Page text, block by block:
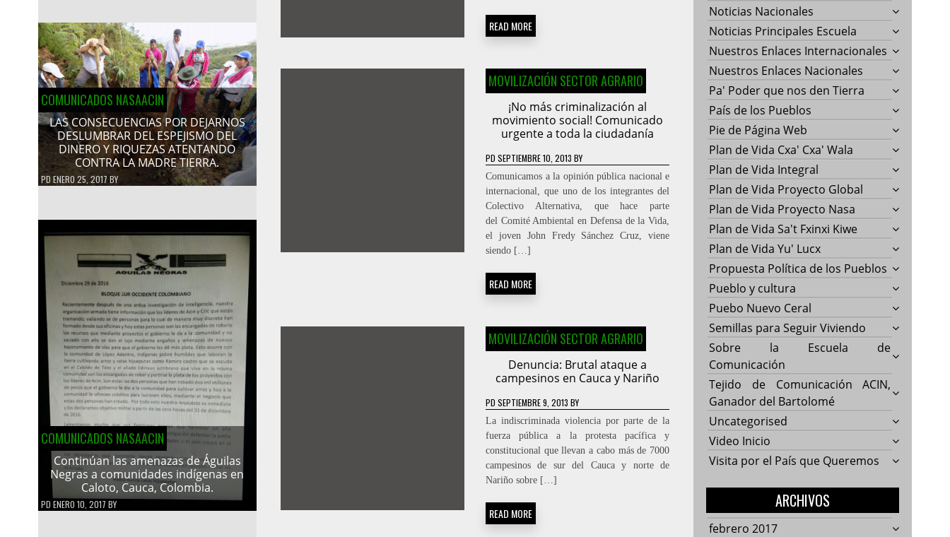
COMUNICADOS NASAACIN
LAS CONSECUENCIAS POR DEJARNOS
DESLUMBRAR DEL ESPEJISMO DEL
DINERO Y RIQUEZAS ATENTANDO
CONTRA LA MADRE TIERRA.
PDENERO 25, 2017 BY
COMUNICADOS NASAACIN
Continúan las amenazas de Águilas
Negras a comunidades indígenas en
Caloto, Cauca, Colombia.
PD ENERO 10, 2017 BY
READ MORE
MOVILIZACIÓN SECTOR AGRARIO
¡No más criminalización al
movimiento social! Comunicado
urgente a toda la ciudadanía
PD SEPTIEMBRE 10, 2013 BY
Comunicamos a la opinión pública nacional e
internacional, que uno de los integrantes del
Colectivo Alternativa, que hace parte
del Comité Ambiental en Defensa de la Vida,
el joven John Fredy Sánchez Cruz, viene
siendo […]
READ MORE
MOVILIZACIÓN SECTOR AGRARIO
Denuncia: Brutal ataque a
campesinos en Cauca y Nariño
PD SEPTIEMBRE 9, 2013 BY
La indiscriminada violencia por parte de la
fuerza pública a la protesta pacífica y
constitucional que llevan a cabo más de 7000
campesinos de sur del Cauca y norte de
Nariño sobre […]
READ MORE
Noticias Nacionales
Noticias Principales Escuela
Nuestros Enlaces Internacionales
Nuestros Enlaces Nacionales
Pa' Poder que nos den Tierra
País de los Pueblos
Pie de Página Web
Plan de Vida Cxa' Cxa' Wala
Plan de Vida Integral
Plan de Vida Proyecto Global
Plan de Vida Proyecto Nasa
Plan de Vida Sa't Fxinxi Kiwe
Plan de Vida Yu' Lucx
Propuesta Política de los Pueblos
Pueblo y cultura
Puebo Nuevo Ceral
Semillas para Seguir Viviendo
Sobre la Escuela de
Comunicación
Tejido de Comunicación ACIN,
Ganador del Bartolomé
Uncategorised
Video Inicio
Visita por el País que Queremos
ARCHIVOS
febrero 2017